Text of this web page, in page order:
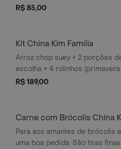
Orange Chicken! São pedaços
pena experimentar! Somos
melhor da comida chinesa na
casa. Serve 3 pessoas
R$ 85,00
Kit China Kim Família
Arroz chop suey + 2 porções
escolha + 4 rolinhos
queijo) e ainda ganha 1 coca 1,5l.
R$ 189,00
Carne com Brócolis China
G
Para aos amantes de brócolis
uma boa pedida. São tiras